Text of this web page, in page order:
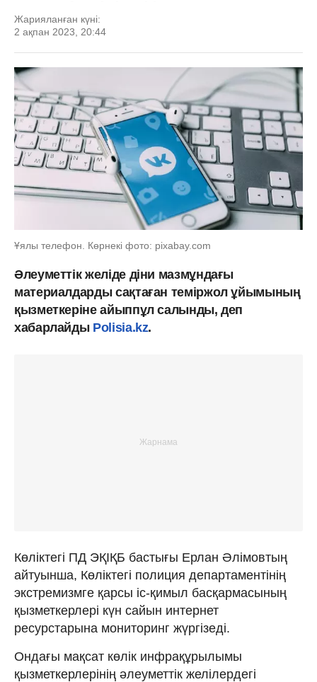
Жарияланған күні:
2 ақпан 2023, 20:44
Ұялы телефон. Көрнекі фото: pixabay.com
Әлеуметтік желіде діни мазмұндағы
материалдарды сақтаған теміржол ұйымының
қызметкеріне айыппұл салынды, деп
хабарлайды Polisia.kz.
Көліктегі ПД ЭҚІҚБ бастығы Ерлан Әлімовтың
айтуынша, Көліктегі полиция департаментінің
экстремизмге қарсы іс-қимыл басқармасының
қызметкерлері күн сайын интернет
ресурстарына мониторинг жүргізеді.
Ондағы мақсат көлік инфрақұрылымы
қызметкерлерінің әлеуметтік желілердегі